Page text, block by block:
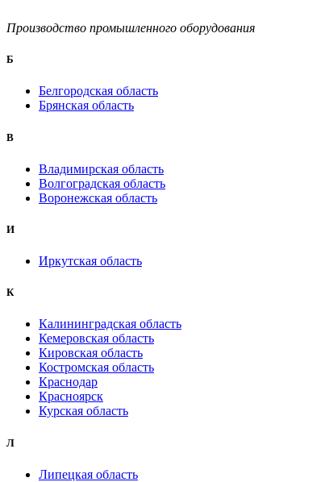
Производство промышленного оборудования
Б
Белгородская область
Брянская область
B
Владимирская область
Волгоградская область
Воронежская область
И
Иркутская область
К
Калининградская область
Кемеровская область
Кировская область
Костромская область
Краснодар
Красноярск
Курская область
Л
Липецкая область